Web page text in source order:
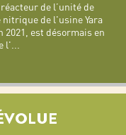
de l’unité de
de l'usine Yara
2021, est désormais en
l'...